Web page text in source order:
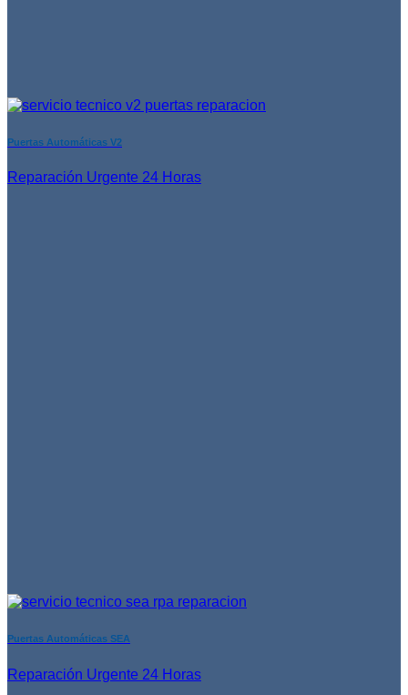
Puertas Automáticas V2
Reparación Urgente 24 Horas
Puertas Automáticas SEA
Reparación Urgente 24 Horas